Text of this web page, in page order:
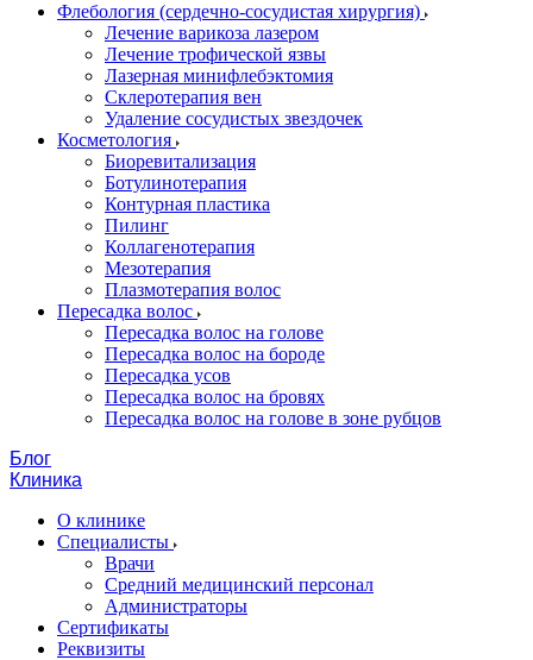
Флебология (сердечно-сосудистая хирургия)
Лечение варикоза лазером
Лечение трофической язвы
Лазерная минифлебэктомия
Cклеротерапия вен
Удаление сосудистых звездочек
Косметология
Биоревитализация
Ботулинотерапия
Контурная пластика
Пилинг
Коллагенотерапия
Мезотерапия
Плазмотерапия волос
Пересадка волос
Пересадка волос на голове
Пересадка волос на бороде
Пересадка усов
Пересадка волос на бровях
Пересадка волос на голове в зоне рубцов
Блог
Клиника
О клинике
Специалисты
Врачи
Средний медицинский персонал
Администраторы
Сертификаты
Реквизиты